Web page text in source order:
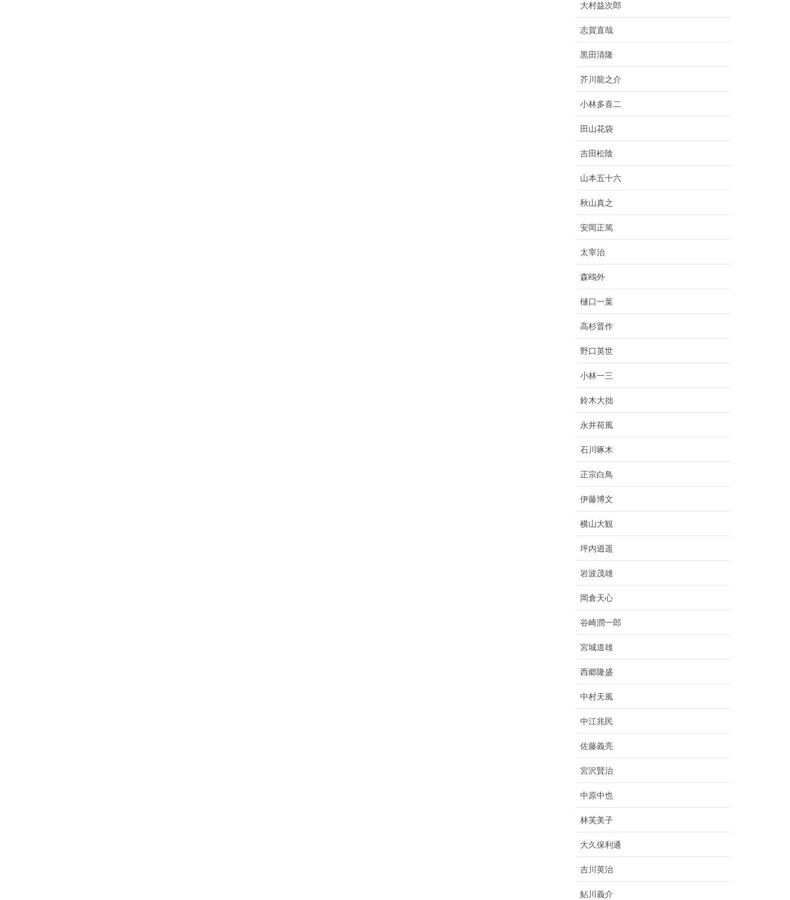
大村益次郎
志賀直哉
黒田清隆
芥川龍之介
小林多喜二
田山花袋
吉田松陰
山本五十六
秋山真之
安岡正篤
太宰治
森鴎外
樋口一葉
高杉晋作
野口英世
小林一三
鈴木大拙
永井荷風
石川啄木
正宗白鳥
伊藤博文
横山大観
坪内逍遥
岩波茂雄
岡倉天心
谷崎潤一郎
宮城道雄
西郷隆盛
中村天風
中江兆民
佐藤義亮
宮沢賢治
中原中也
林芙美子
大久保利通
吉川英治
鮎川義介